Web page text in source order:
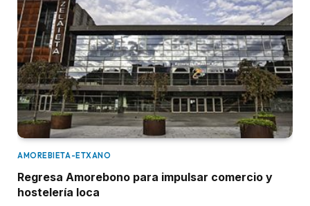
AMOREBIETA-ETXANO
Regresa Amorebono para impulsar comercio y
hostelería loca